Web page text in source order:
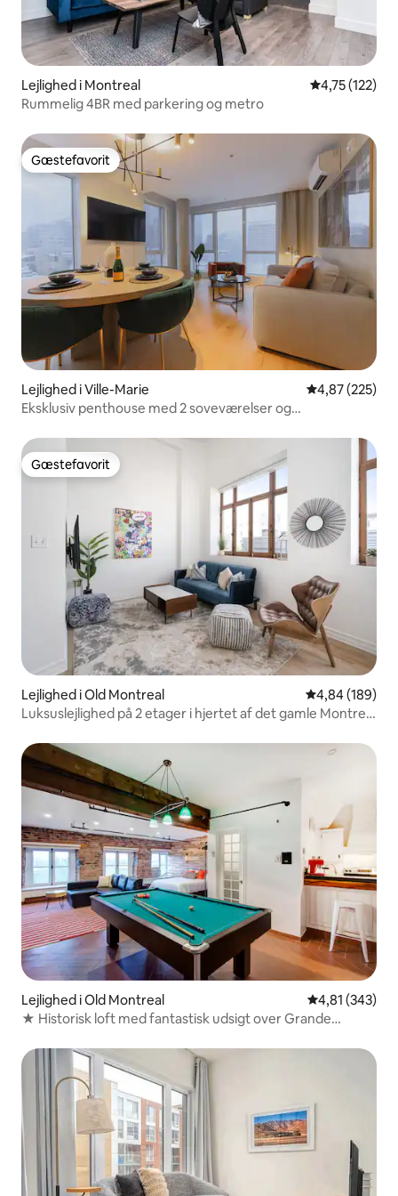
Lejlighed i Montreal 4,75 ud af 5 i
4,75 (122)
Rummelig 4BR med parkering og metro
Gæstefavorit
Gæstefavorit
Lejlighed i Ville-Marie 4,87 ud af 5 i
4,87 (225)
Eksklusiv penthouse med 2 soveværelser og
Gæstefavorit
Gæstefavorit
Lejlighed i Old Montreal 4,84 ud af 5 i
4,84 (189)
Luksuslejlighed på 2 etager i hjertet af det gamle Montreal
Lejlighed i Old Montreal 4,81 ud af 5 i
4,81 (343)
★ Historisk loft med fantastisk udsigt over Grande